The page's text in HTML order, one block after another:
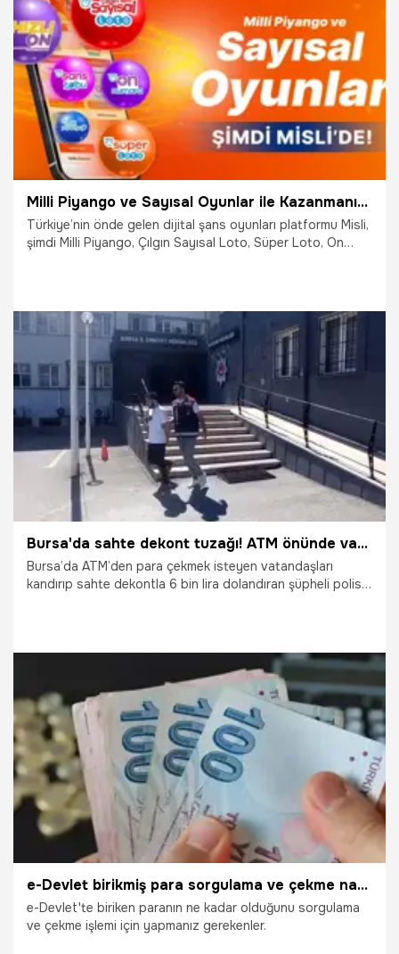
28.04.2026 Vatan TV
Milli Piyango ve Sayısal Oyunlar ile Kazanmanın Tutkusu Misli’de!
Türkiye’nin önde gelen dijital şans oyunları platformu Misli,
şimdi Milli Piyango, Çılgın Sayısal Loto, Süper Loto, On
heyecanını diledikleri an yaşayabiliyor.
11.10.2025 İddaa
Bursa'da sahte dekont tuzağı! ATM önünde vatandaşları dakikalar içerisinde ikna etti, kıskıvrak yakalandı
Bursa’da ATM’den para çekmek isteyen vatandaşları
kandırıp sahte dekontla 6 bin lira dolandıran şüpheli polis
11.09.2025 Bursa
e-Devlet birikmiş para sorgulama ve çekme nasıl yapılır?
e-Devlet'te biriken paranın ne kadar olduğunu sorgulama
ve çekme işlemi için yapmanız gerekenler.